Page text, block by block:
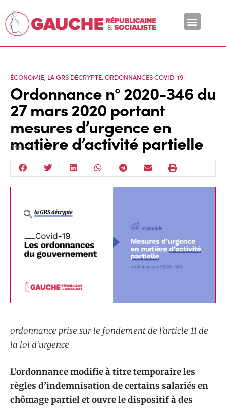
ÉCONOMIE, LA GRS DÉCRYPTE,ORDONNANCES COVID-19
Ordonnance n° 2020-346 du
27 mars 2020 portant
mesures d’urgence en
matière d’activité partielle
8 Avr 2020
ordonnance prise sur le fondement de l’article 11 de
la loi d’urgence
L’ordonnance modifie à titre temporaire les
règles d’indemnisation de certains salariés en
chômage partiel et ouvre le dispositif à des